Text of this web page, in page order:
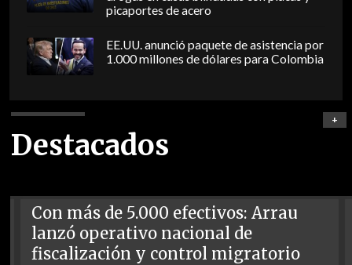
picaportes de acero
EE.UU. anunció paquete de asistencia por
1.000 millones de dólares para Colombia
Destacados
+
Con más de 5.000 efectivos: Arrau
lanzó operativo nacional de
fiscalización y control migratorio